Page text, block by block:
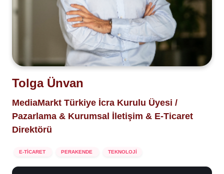
Tolga Ünvan
MediaMarkt Türkiye İcra Kurulu Üyesi /
Pazarlama & Kurumsal İletişim & E-Ticaret
Direktörü
E-TİCARET PERAKENDE TEKNOLOJİ